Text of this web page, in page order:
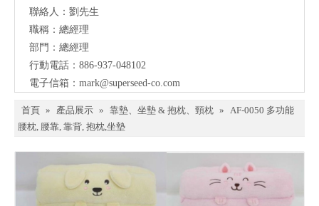
聯絡人：劉先生
職稱：總經理
部門：總經理
行動電話：886-937-048102
電子信箱： mark@superseed-co.com
首頁 » 產品展示 » 靠墊、坐墊 & 抱枕、頸枕 »
AF-0050 多功能
腰枕, 腰靠, 靠背, 抱枕,坐墊